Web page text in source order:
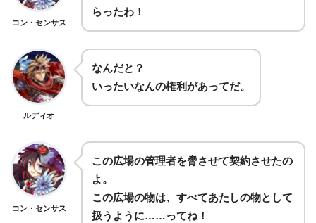
コン・センサス
らったわ！
ルディオ
なんだと？
いったいなんの権利があってだ。
コン・センサス
この広場の管理者を脅させて契約させたの
よ。
この広場の物は、すべてあたしの物として
扱うように……ってね！